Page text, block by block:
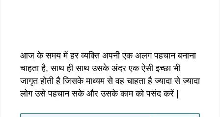
आज के समय में हर व्यक्ति अपनी एक अलग पहचान बनाना
चाहता है, साथ ही साथ उसके अंदर एक ऐसी इच्छा भी
जागृत होती है जिसके माध्यम से वह चाहता है ज्यादा से ज्यादा
लोग उसे पहचान सके और उसके काम को पसंद करें |